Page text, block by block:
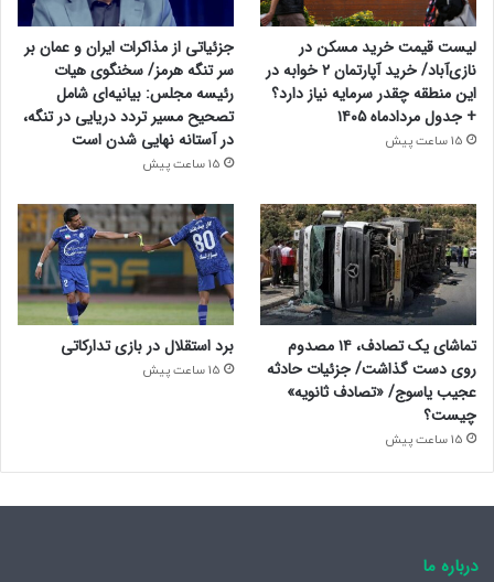
لیست قیمت خرید مسکن در
نازی‌آباد/ خرید آپارتمان ۲ خوابه در
این منطقه چقدر سرمایه نیاز دارد؟
+ جدول مردادماه ۱۴۰۵
15 ساعت پیش
جزئیاتی از مذاکرات ایران و عمان بر
سر تنگه هرمز/ سخنگوی هیات
رئیسه مجلس: بیانیه‌ای شامل
تصحیح مسیر تردد دریایی در تنگه،
در آستانه نهایی شدن است
15 ساعت پیش
تماشای یک تصادف، ۱۴ مصدوم
روی دست گذاشت/ جزئیات حادثه
عجیب یاسوج/ «تصادف ثانویه»
چیست؟
15 ساعت پیش
برد استقلال در بازی تدارکاتی
15 ساعت پیش
درباره ما